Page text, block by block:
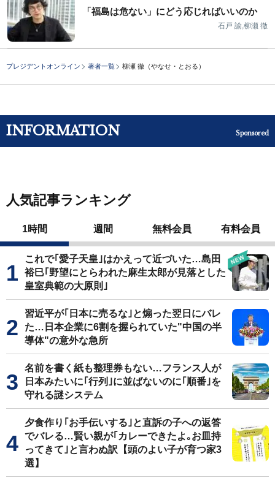
「福島は危ない」にどう応じればいいのか
石戸 諭,柳瀬 徹
プレジデントオンライン 著者一覧 柳瀬 徹（やなせ・とおる）
INFORMATION Sponsored
人気記事ランキング
1時間 週間 無料会員 有料会員
これで｢愛子天皇｣はかえって近づいた…島田
裕巳｢野望にとらわれた麻生太郎が見落とした
皇室典範の大原則｣
習近平が｢日本に売るな｣と煽った翌日にバレ
た…日本企業に6割を握られていた"中国の半
導体"の意外な急所
名前を書く紙も整理券もない…フランス人が
日本みたいに｢行列｣に並ばないのに｢順番｣を
守れる謎システム
夕食作り｢お手伝いする｣と直訴の子への返答
でバレる…賢い親が｢カレーできたよ｡お皿持
ってきて｣と言わぬ訳【頭のよい子が育つ家3
選】